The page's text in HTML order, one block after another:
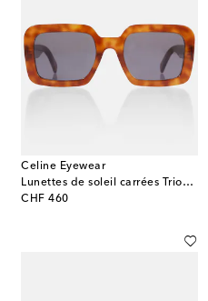
Celine Eyewear
Lunettes de soleil carrées Triomphe 13
CHF 460
original price